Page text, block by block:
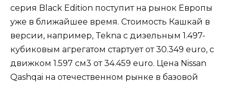
серия Black Edition поступит на рынок Европы
уже в ближайшее время. Стоимость Кашкай в
версии, например, Tekna с дизельным 1.497-
кубиковым агрегатом стартует от 30.349 euro, с
движком 1.597 см3 от 34.459 euro. Цена Nissan
Qashqai на отечественном рынке в базовой